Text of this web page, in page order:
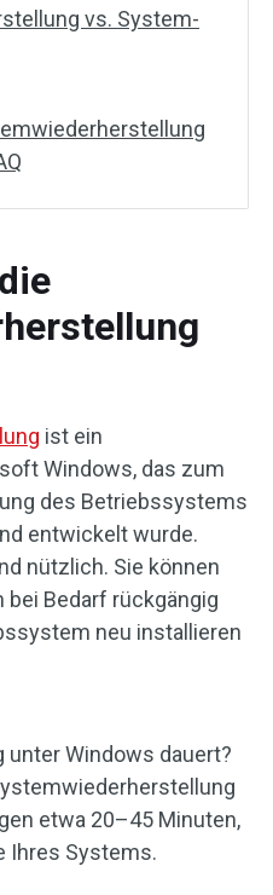
vs. System-
ist ein
Windows, das zum
des Betriebssystems
entwickelt wurde.
nützlich. Sie können
Bedarf rückgängig
neu installieren
Windows dauert?
etwa 20–45 Minuten,
Ihres Systems.